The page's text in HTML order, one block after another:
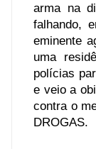
arma na
falhando,
eminente
uma
polícias
e veio a
contra o
DROGAS.